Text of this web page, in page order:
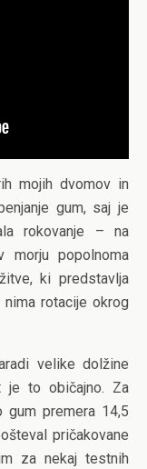
mojih dvomov in
gum, saj je
rokovanje – na
morju popolnoma
ki predstavlja
rotacije okrog
velike dolžine
je to običajno. Za
premera 14,5
pričakovane
za nekaj testnih